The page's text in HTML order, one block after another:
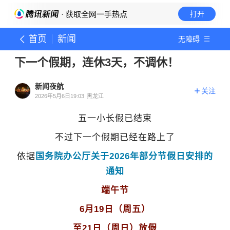
· 获取全网一手热点 打开
首页 新闻 无障碍
下一个假期，连休3天，不调休！
新闻夜航
2026年5月6日19:03 黑龙江
关注
五一小长假已结束
不过下一个假期已经在路上了
依据 国务院办公厅关于2026年部分节假日安排的
通知
端午节
6月19日（周五）